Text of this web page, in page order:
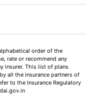
order of the
rate or recommend any
insurer. This list of plans
all the insurance partners of
to the Insurance Regulatory